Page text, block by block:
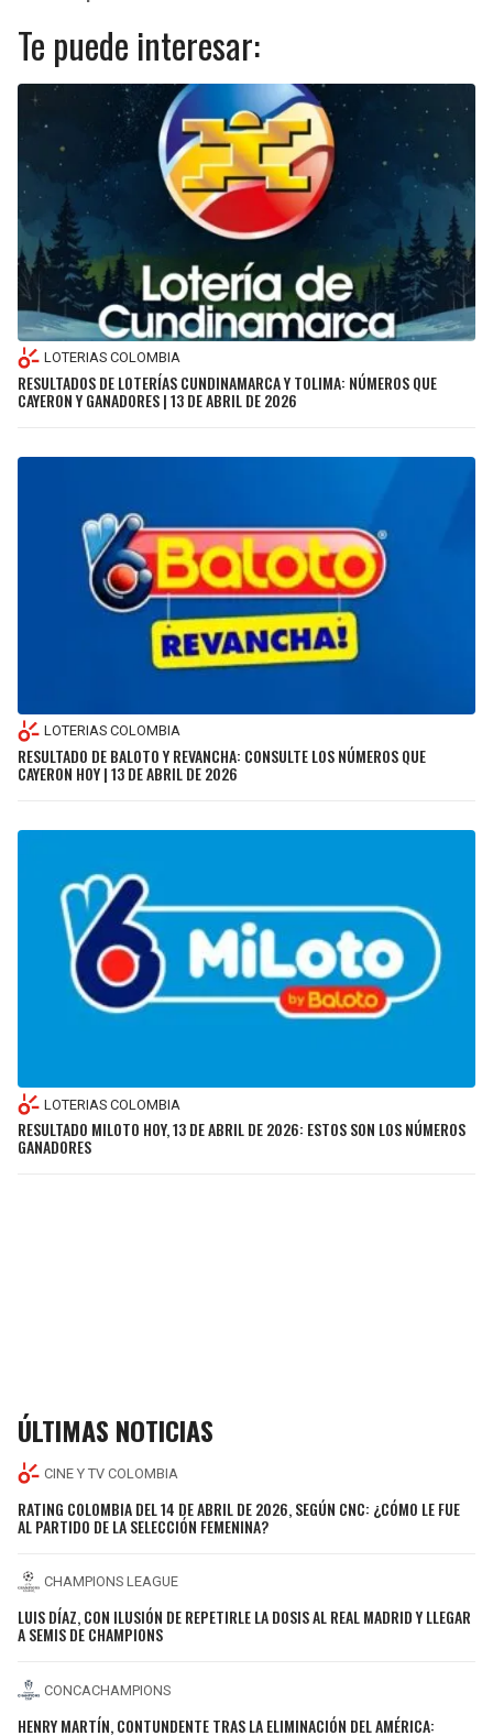
Te puede interesar:
LOTERIAS COLOMBIA
RESULTADOS DE LOTERÍAS CUNDINAMARCA Y TOLIMA: NÚMEROS QUE
CAYERON Y GANADORES | 13 DE ABRIL DE 2026
LOTERIAS COLOMBIA
RESULTADO DE BALOTO Y REVANCHA: CONSULTE LOS NÚMEROS QUE
CAYERON HOY | 13 DE ABRIL DE 2026
LOTERIAS COLOMBIA
RESULTADO MILOTO HOY, 13 DE ABRIL DE 2026: ESTOS SON LOS NÚMEROS
GANADORES
ÚLTIMAS NOTICIAS
CINE Y TV COLOMBIA
RATING COLOMBIA DEL 14 DE ABRIL DE 2026, SEGÚN CNC: ¿CÓMO LE FUE
AL PARTIDO DE LA SELECCIÓN FEMENINA?
CHAMPIONS LEAGUE
LUIS DÍAZ, CON ILUSIÓN DE REPETIRLE LA DOSIS AL REAL MADRID Y LLEGAR
A SEMIS DE CHAMPIONS
CONCACHAMPIONS
HENRY MARTÍN, CONTUNDENTE TRAS LA ELIMINACIÓN DEL AMÉRICA: